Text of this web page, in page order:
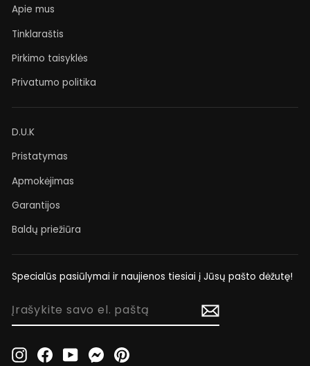
Apie mus
Tinklaraštis
Pirkimo taisyklės
Privatumo politika
D.U.K
Pristatymas
Apmokėjimas
Garantijos
Baldų priežiūra
Specialūs pasiūlymai ir naujienos tiesiai į Jūsų pašto dėžutę!
ĮRAŠYKITE
PAŠTĄInstagramFacebookYouTubeMessenger